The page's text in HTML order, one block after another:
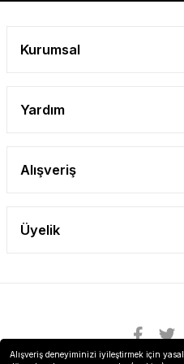
Alışveriş deneyiminizi iyileştirmek için yasal
Kurumsal
Yardım
Alışveriş
Üyelik